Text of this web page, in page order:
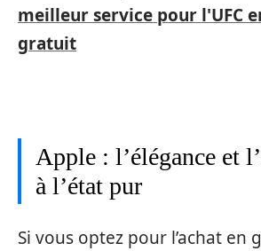
meilleur service pour l'UFC
gratuit
Apple : l’élégance et
à l’état pur
Si vous optez pour l’achat en